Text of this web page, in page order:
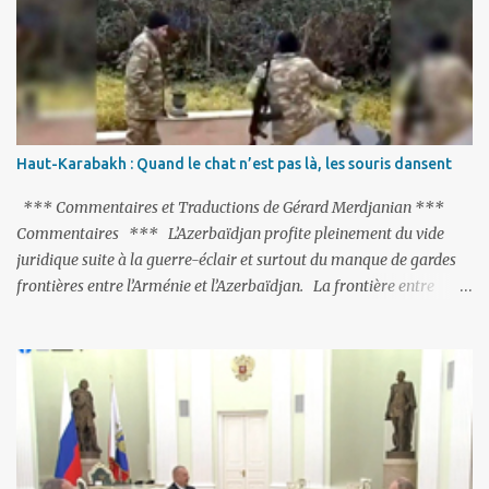
refroidies ; Moscou s’était abstenu de critiquer Ankara sur cette
purge massive. Avec en perspective, une épée de Damoclès
suspendue au-dessus de la tête - la fin des négociations d’adhésion
à l’UE si la peine de mort est rétablie ; Et des menaces non voilées
envers les Etats-Unis : «Si Gülen n'est pas extradé, les États-Unis
sacrifieront les relations bilatérales à cause de ce terroriste» , a
prévenu le ministre turc de la Justice, Bekir Bozdag.
Haut-Karabakh : Quand le chat n’est pas là, les souris dansent
*** Commentaires et Traductions de Gérard Merdjanian ***
Commentaires *** L’Azerbaïdjan profite pleinement du vide
juridique suite à la guerre-éclair et surtout du manque de gardes
frontières entre l’Arménie et l’Azerbaïdjan. La frontière entre
Gumri. On ne sait jamais si l’envie prenait au zigoto d’en face
d’envoyer ses chars sur Erevan (1). Si les 221km de frontière avec
le Nakhitchevan, bien que non-gardé par les Russes, ne posent pas
de problèmes majeurs, il n’en est pas de même des 566km avec
l’Azerbaïdjan. Bakou, profitant de la faiblesse de l’Arménie et